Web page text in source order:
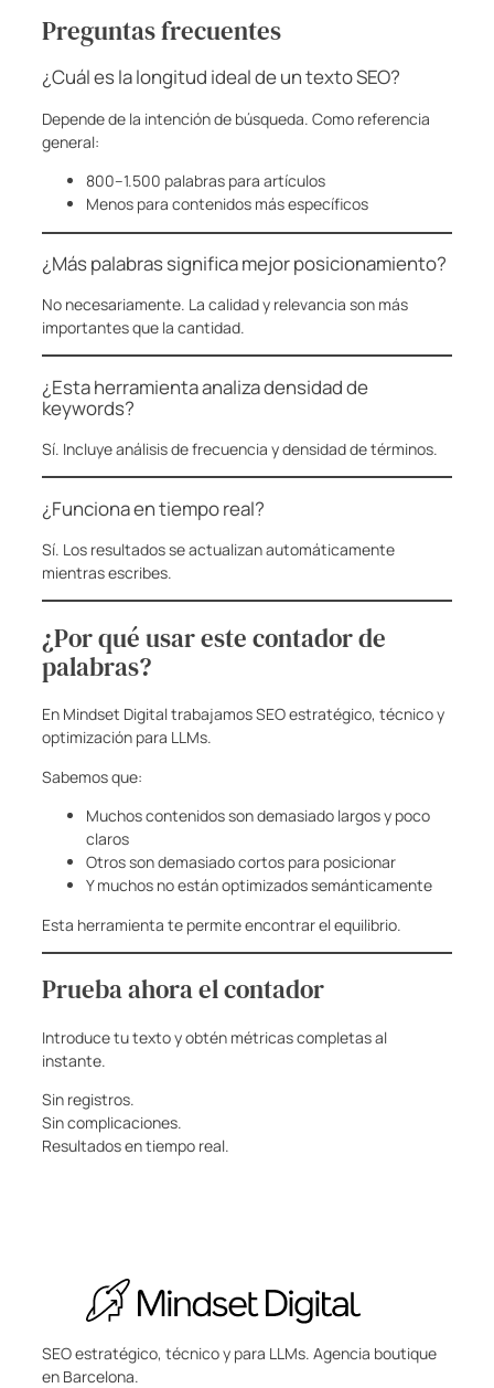
Preguntas frecuentes
¿Cuál es la longitud ideal de un texto SEO?
Depende de la intención de búsqueda. Como referencia
general:
800–1.500 palabras para artículos
Menos para contenidos más específicos
¿Más palabras significa mejor posicionamiento?
No necesariamente. La calidad y relevancia son más
importantes que la cantidad.
¿Esta herramienta analiza densidad de
keywords?
Sí. Incluye análisis de frecuencia y densidad de términos.
¿Funciona en tiempo real?
Sí. Los resultados se actualizan automáticamente
mientras escribes.
¿Por qué usar este contador de
palabras?
En Mindset Digital trabajamos SEO estratégico, técnico y
optimización para LLMs.
Sabemos que:
Muchos contenidos son demasiado largos y poco
claros
Otros son demasiado cortos para posicionar
Y muchos no están optimizados semánticamente
Esta herramienta te permite encontrar el equilibrio.
Prueba ahora el contador
Introduce tu texto y obtén métricas completas al
instante.
Sin registros.
Sin complicaciones.
Resultados en tiempo real.
SEO estratégico, técnico y para LLMs. Agencia boutique
en Barcelona.